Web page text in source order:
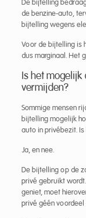
De bijtelling
de benzine-auto,
bijtelling wegens
Voor de bijtelling is
dus marginaal. Het
Is het
vermijden?
Sommige mensen
bijtelling mogelijk
auto in privébezit.
Ja, en nee.
De bijtelling op de
privé gebruikt
geniet, moet
privé géén